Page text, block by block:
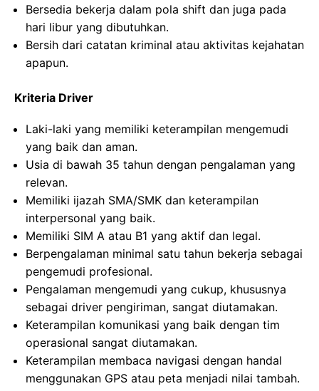
Bersedia bekerja dalam pola shift dan juga pada
hari libur yang dibutuhkan.
Bersih dari catatan kriminal atau aktivitas kejahatan
apapun.
Kriteria Driver
Laki-laki yang memiliki keterampilan mengemudi
yang baik dan aman.
Usia di bawah 35 tahun dengan pengalaman yang
relevan.
Memiliki ijazah SMA/SMK dan keterampilan
interpersonal yang baik.
Memiliki SIM A atau B1 yang aktif dan legal.
Berpengalaman minimal satu tahun bekerja sebagai
pengemudi profesional.
Pengalaman mengemudi yang cukup, khususnya
sebagai driver pengiriman, sangat diutamakan.
Keterampilan komunikasi yang baik dengan tim
operasional sangat diutamakan.
Keterampilan membaca navigasi dengan handal
menggunakan GPS atau peta menjadi nilai tambah.